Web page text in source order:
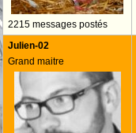
2215 messages postés
Julien-02
Grand maitre